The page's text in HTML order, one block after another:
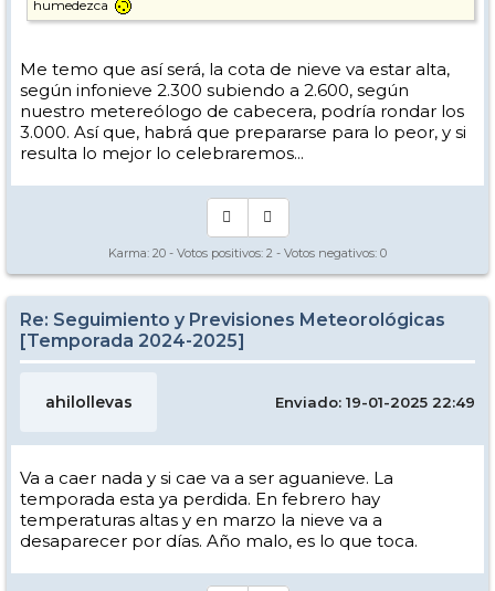
humedezca
Me temo que así será, la cota de nieve va estar alta,
según infonieve 2.300 subiendo a 2.600, según
nuestro metereólogo de cabecera, podría rondar los
3.000. Así que, habrá que prepararse para lo peor, y si
resulta lo mejor lo celebraremos...
Karma: 20 - Votos positivos: 2 - Votos negativos: 0
Re: Seguimiento y Previsiones Meteorológicas
[Temporada 2024-2025]
ahilollevas Enviado: 19-01-2025 22:49
Va a caer nada y si cae va a ser aguanieve. La
temporada esta ya perdida. En febrero hay
temperaturas altas y en marzo la nieve va a
desaparecer por días. Año malo, es lo que toca.